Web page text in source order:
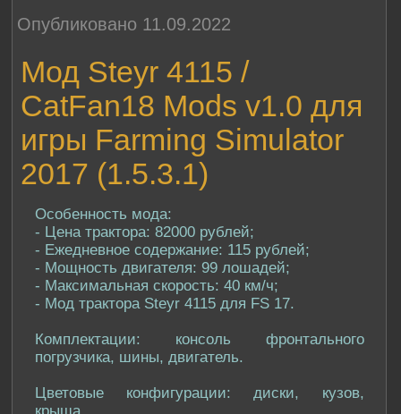
Опубликовано 11.09.2022
Мод Steyr 4115 /
CatFan18 Mods v1.0 для
игры Farming Simulator
2017 (1.5.3.1)
Особенность мода:
- Цена трактора: 82000 рублей;
- Ежедневное содержание: 115 рублей;
- Мощность двигателя: 99 лошадей;
- Максимальная скорость: 40 км/ч;
- Мод трактора Steyr 4115 для FS 17.
Комплектации: консоль фронтального
погрузчика, шины, двигатель.
Цветовые конфигурации: диски, кузов,
крыша.